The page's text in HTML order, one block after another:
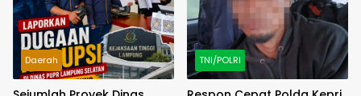
Daerah TNI/POLRI